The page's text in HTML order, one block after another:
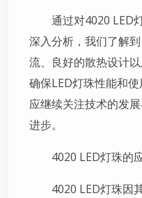
通过对4020 LED
深入分析，我们了解
流、良好的散热设计
确保LED灯珠性能和
应继续关注技术的发
进步。
4020 LED灯珠的
4020 LED灯珠因